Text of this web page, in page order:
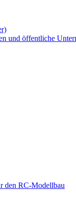
und öffentliche
den RC-Modellbau